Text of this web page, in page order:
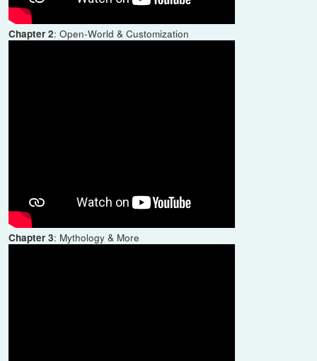
Chapter 2: Open-World & Customization
Chapter 3: Mythology & More